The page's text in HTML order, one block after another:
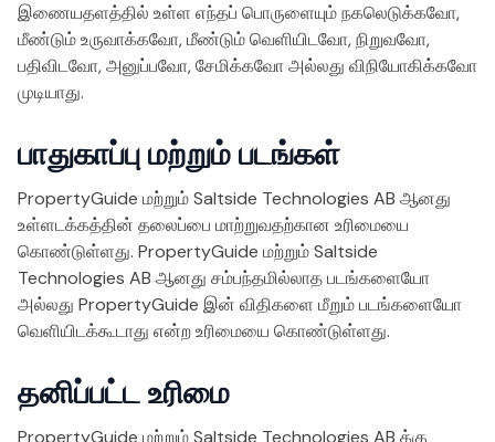
இணையதளத்தில் உள்ள எந்தப் பொருளையும் நகலெடுக்கவோ,
மீண்டும் உருவாக்கவோ, மீண்டும் வெளியிடவோ, நிறுவவோ,
பதிவிடவோ, அனுப்பவோ, சேமிக்கவோ அல்லது விநியோகிக்கவோ
முடியாது.
பாதுகாப்பு மற்றும் படங்கள்
PropertyGuide மற்றும் Saltside Technologies AB ஆனது
உள்ளடக்கத்தின் தலைப்பை மாற்றுவதற்கான உரிமையை
கொண்டுள்ளது. PropertyGuide மற்றும் Saltside
Technologies AB ஆனது சம்பந்தமில்லாத படங்களையோ
அல்லது PropertyGuide இன் விதிகளை மீறும் படங்களையோ
வெளியிடக்கூடாது என்ற உரிமையை கொண்டுள்ளது.
தனிப்பட்ட உரிமை
PropertyGuide மற்றும் Saltside Technologies AB க்கு